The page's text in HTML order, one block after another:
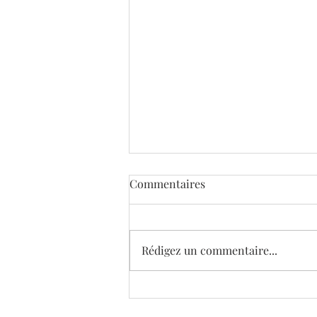
Appel à candidatures -
Commentaires
Rédigez un commentaire...